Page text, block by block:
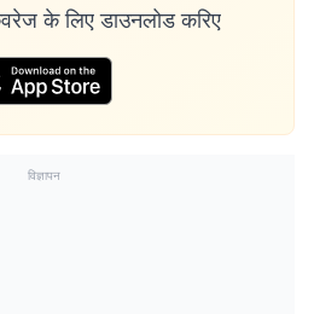
के लिए डाउनलोड करिए
विज्ञापन